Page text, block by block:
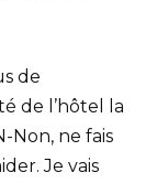
de
de l’hôtel la
Non, ne fais
Je vais